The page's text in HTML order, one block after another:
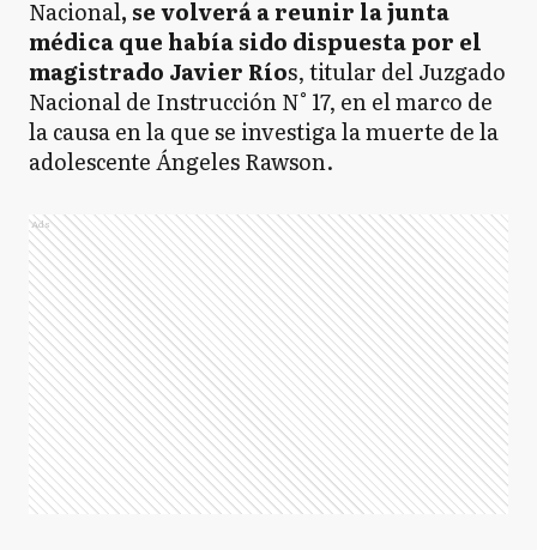
Nacional, se volverá a reunir la junta
médica que había sido dispuesta por el
magistrado Javier Ríos, titular del Juzgado
Nacional de Instrucción N° 17, en el marco de
la causa en la que se investiga la muerte de la
adolescente Ángeles Rawson.
Ads